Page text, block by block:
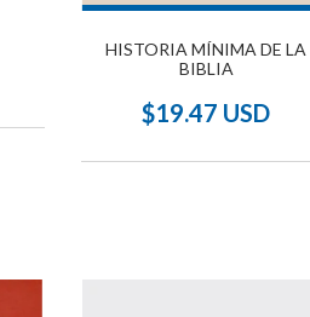
HISTORIA MÍNIMA DE LA
BIBLIA
$19.47 USD